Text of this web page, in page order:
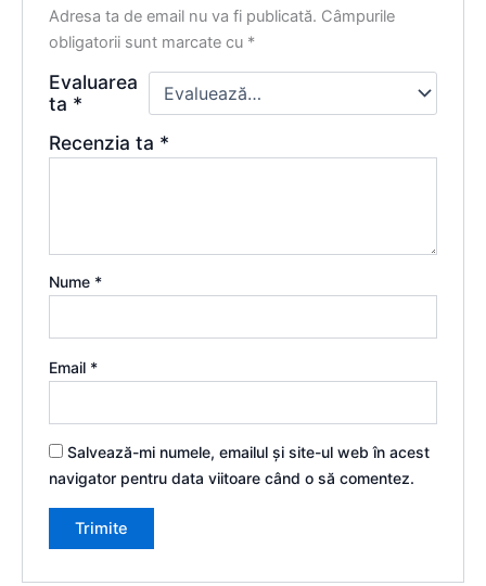
Adresa ta de email nu va fi publicată. Câmpurile
obligatorii sunt marcate cu *
Evaluarea
ta *
Recenzia ta *
Nume *
Email *
Salvează-mi numele, emailul și site-ul web în acest
navigator pentru data viitoare când o să comentez.